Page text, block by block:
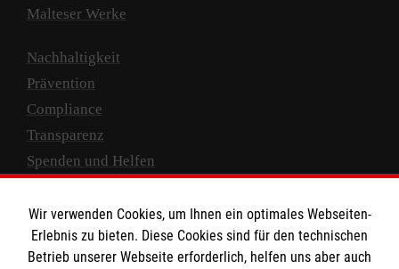
Malteser Werke
Nachhaltigkeit
Prävention
Compliance
Transparenz
Spenden und Helfen
Empfänger: Malteser Hilfsdienst e.V.
IBAN: DE10 3706 0120 1201 2000 12
Wir verwenden Cookies, um Ihnen ein optimales Webseiten-
Erlebnis zu bieten. Diese Cookies sind für den technischen
Betrieb unserer Webseite erforderlich, helfen uns aber auch